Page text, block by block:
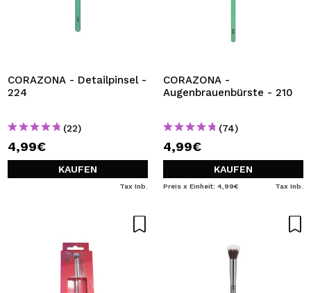
CORAZONA - Detailpinsel -
224
(22)
4,99€
KAUFEN
Tax Inb.
CORAZONA -
Augenbrauenbürste - 210
(74)
4,99€
KAUFEN
Preis x Einheit: 4,99€ Tax Inb.